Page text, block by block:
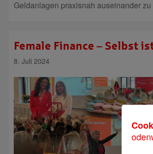
Geldanlagen praxisnah auseinander zu
Female Finance – Selbst
8. Juli 2024